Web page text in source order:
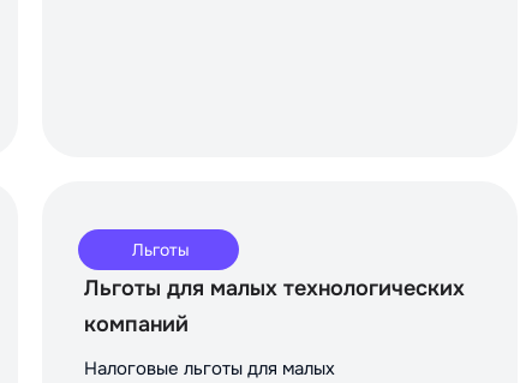
Льготы
Льготы для малых технологических
компаний
Налоговые льготы для малых